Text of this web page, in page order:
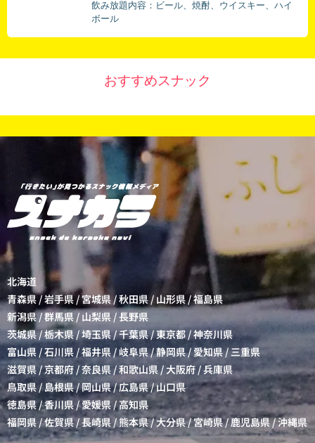
飲み放題内容：ビール、焼酎、ウイスキー、ハイ
ボール
おすすめスナック
北海道
青森県/岩手県/宮城県/秋田県 / 山形県/福島県
新潟県/群馬県 / 山梨県 /長野県
茨城県 /栃木県/埼玉県/千葉県/東京都 /神奈川県
富山県 /石川県 /福井県/岐阜県/静岡県/愛知県/三重県
滋賀県/京都府/奈良県 /和歌山県/大阪府 /兵庫県
鳥取県 / 島根県/岡山県/広島県/山口県
徳島県/香川県/愛媛県 /高知県
福岡県 /佐賀県 /長崎県/熊本県/大分県/宮崎県/鹿児島県/沖縄県